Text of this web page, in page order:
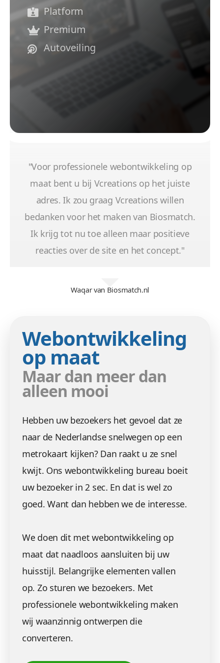
Platform
Premium
Autoveiling
"Voor professionele webontwikkeling op
maat bent u bij Vcreations op het juiste
adres. Ik zou graag Vcreations willen
bedanken voor het maken van Biosmatch.
Ik krijg tot nu toe alleen maar positieve
reacties over de site en het concept."
Waqar van Biosmatch.nl
Webontwikkeling
op maat
Maar dan meer dan
alleen mooi
Hebben uw bezoekers het gevoel dat ze
naar de Nederlandse snelwegen op een
metrokaart kijken? Dan raakt u ze snel
kwijt. Ons webontwikkeling bureau boeit
uw bezoeker in 2 sec. En dat is wel zo
goed. Want dan hebben we de interesse.
We doen dit met webontwikkeling op
maat dat naadloos aansluiten bij uw
huisstijl. Belangrijke elementen vallen
op. Zo sturen we bezoekers. Met
professionele webontwikkeling maken
wij waanzinnig ontwerpen die
converteren.